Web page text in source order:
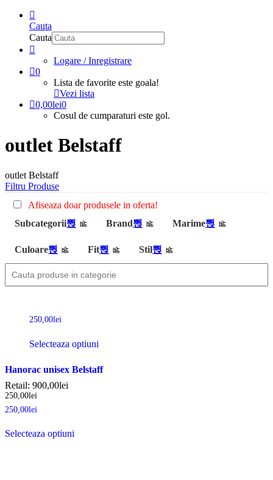
Cauta
Cauta
Logare / Inregistrare
0
Lista de favorite este goala!
Vezi lista
0,00lei0
Cosul de cumparaturi este gol.
outlet Belstaff
outlet Belstaff
Filtru Produse
Afiseaza doar produsele in oferta!
Subcategorii
Brand Marime
Culoare Fit Stil
250,00lei
Selecteaza optiuni
Hanorac unisex Belstaff
Retail: 900,00lei
250,00lei
250,00lei
Selecteaza optiuni